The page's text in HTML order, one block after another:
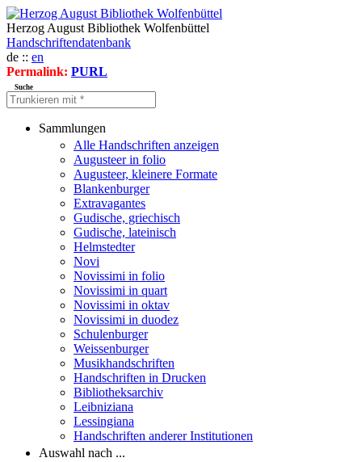
Herzog August Bibliothek Wolfenbüttel
Handschriftendatenbank
de :: en
Permalink: PURL
Suche
Sammlungen
Alle Handschriften anzeigen
Augusteer in folio
Augusteer, kleinere Formate
Blankenburger
Extravagantes
Gudische, griechisch
Gudische, lateinisch
Helmstedter
Novi
Novissimi in folio
Novissimi in quart
Novissimi in oktav
Novissimi in duodez
Schulenburger
Weissenburger
Musikhandschriften
Handschriften in Drucken
Bibliotheksarchiv
Leibniziana
Lessingiana
Handschriften anderer Institutionen
Auswahl nach ...